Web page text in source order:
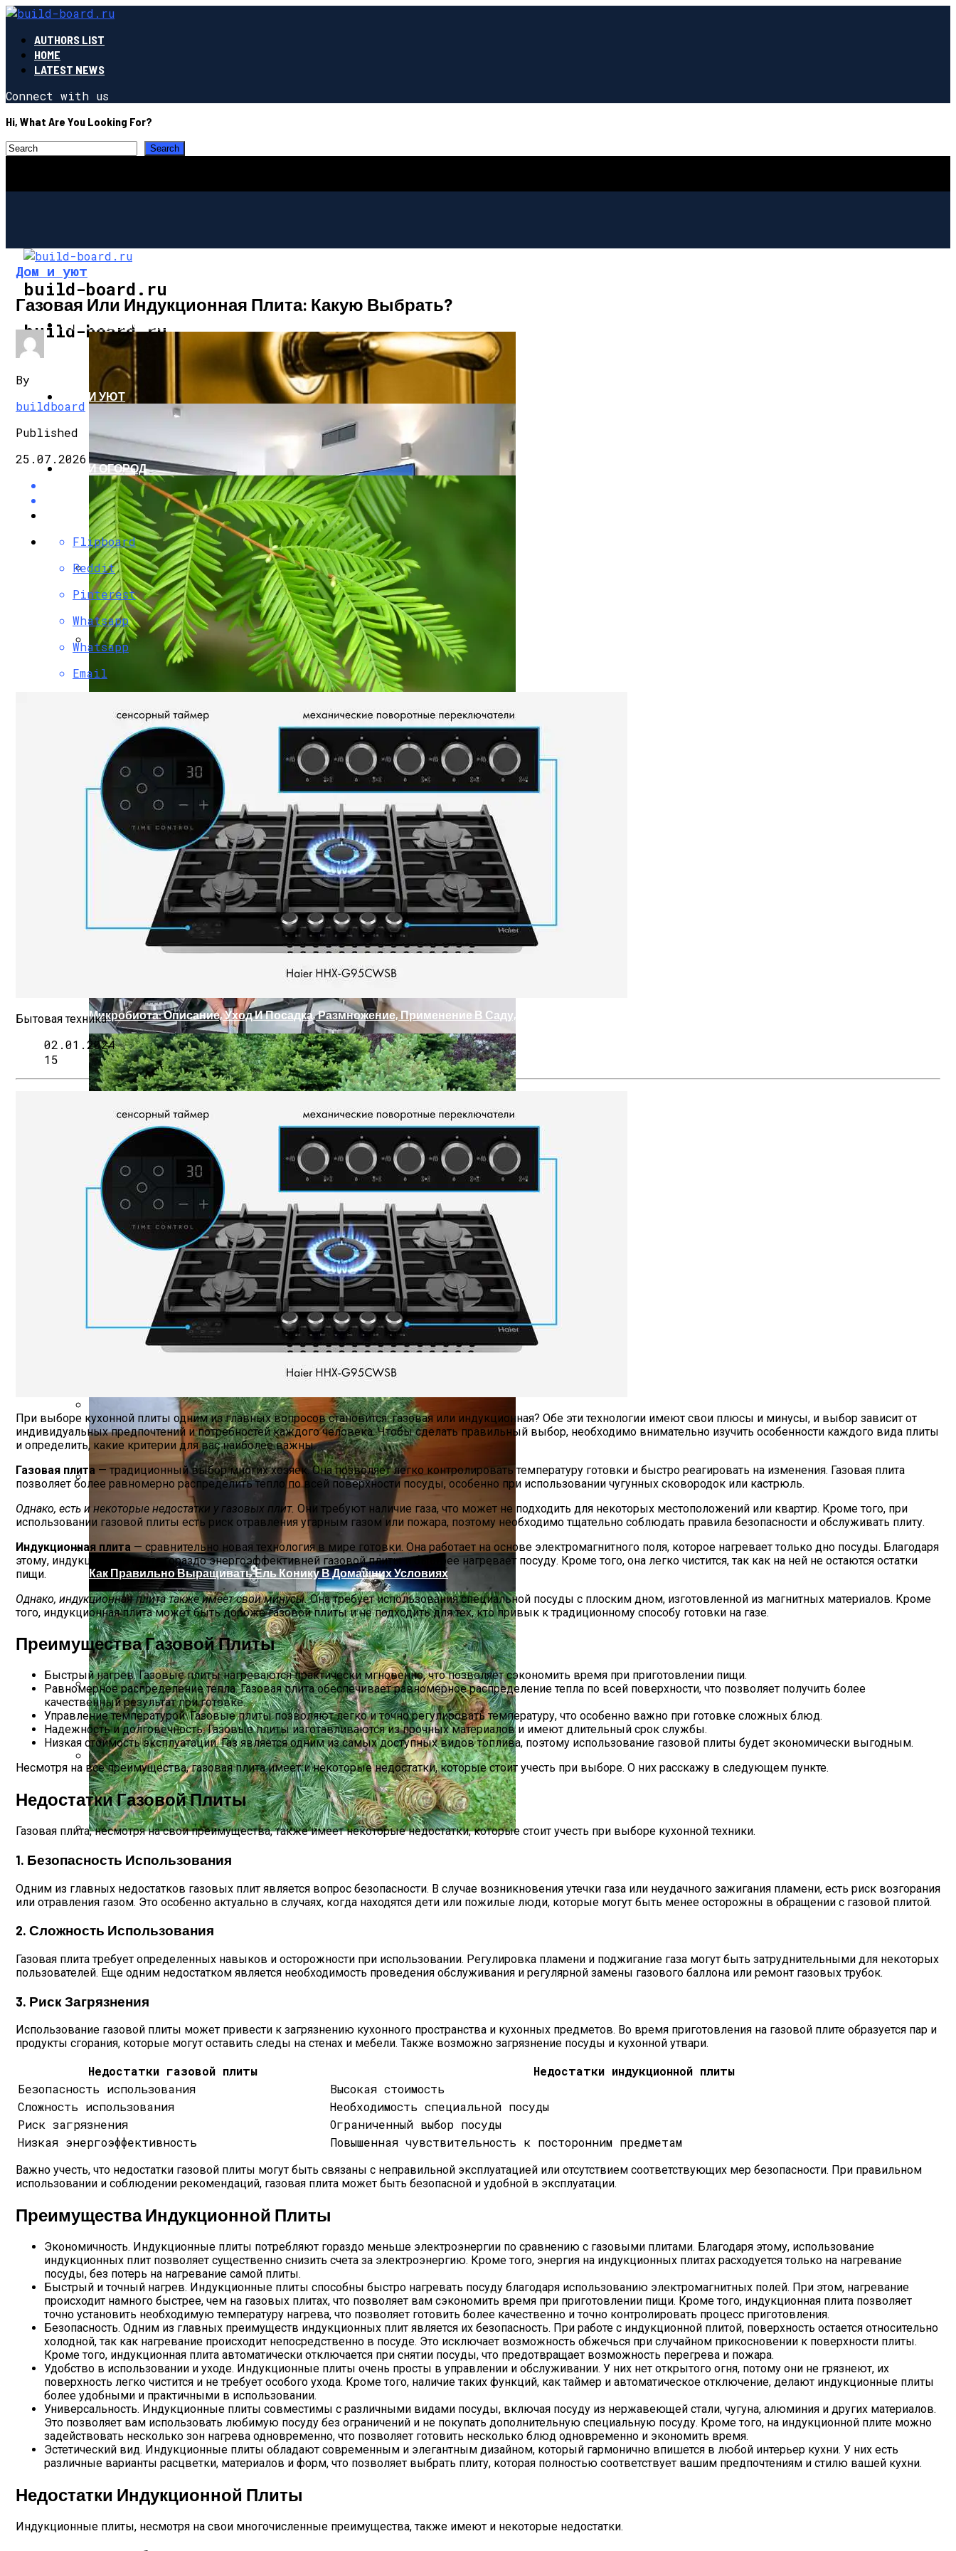
AUTHORS LIST
HOME
LATEST NEWS
Connect with us
Hi, What Are You Looking For?
build-board.ru
build-board.ru
СТРОИТЕЛЬСТВО И РЕМОНТ
Стальные Двери
Решение Проблем С Финансированием Строительства С Помощью DefSmeta
Безопасность Строительных Объектов Зависит От Качества Их Освещения
Металлические Опоры Освещения
Как Выбрать Входную Дверь?
ДОМ И УЮТ
Как Правильно Выбрать И Установить Интеллектуальный Домашний Кинотеатр
Как Выбрать Идеальную Микроволновку Для Вашей Кухни
Как Исправить Неполадки В Газовой Плите Самостоятельно
Как Готовить Здоровую Пищу С Помощью Пароварки
Телевизор: Как Выбрать Идеальную Модель Для Домашнего Кинотеатра?
САД И ОГОРОД
Метасеквоя: Описание, Уход И Посадка, Размножение, Применение В Саду, Фото
Микробиота: Описание, Уход И Посадка, Размножение, Применение В Саду, Фото
Ель Коника: Описание, Выращивание, Уход И Посадка, Применение В Саду, Фото
Как Правильно Выращивать Ель Конику В Домашних Условиях
Дом и уют
Газовая Или Индукционная Плита: Какую Выбрать?
By
buildboard
Published
25.07.2026
Flipboard
Reddit
Pinterest
Whatsapp
Whatsapp
Email
Бытовая техника
02.01.2024
15
При выборе кухонной плиты одним из главных вопросов становится: газовая или индукционная? Обе эти технологии имеют свои плюсы и минусы, и выбор зависит от
индивидуальных предпочтений и потребностей каждого человека. Чтобы сделать правильный выбор, необходимо внимательно изучить особенности каждого вида плиты
и определить, какие критерии для вас наиболее важны.
Газовая плита — традиционный выбор многих хозяек. Она позволяет легко контролировать температуру готовки и быстро реагировать на изменения. Газовая плита
позволяет более равномерно распределить тепло по всей поверхности посуды, особенно при использовании чугунных сковородок или кастрюль.
Однако, есть и некоторые недостатки у газовых плит. Они требуют наличие газа, что может не подходить для некоторых местоположений или квартир. Кроме того, при
использовании газовой плиты есть риск отравления угарным газом или пожара, поэтому необходимо тщательно соблюдать правила безопасности и обслуживать плиту.
Индукционная плита — сравнительно новая технология в мире готовки. Она работает на основе электромагнитного поля, которое нагревает только дно посуды. Благодаря
этому, индукционная плита гораздо энергоэффективней газовой плиты и быстрее нагревает посуду. Кроме того, она легко чистится, так как на ней не остаются остатки
пищи.
Однако, индукционная плита также имеет свои минусы.Она требует использования специальной посуды с плоским дном, изготовленной из магнитных материалов. Кроме
того, индукционная плита может быть дороже газовой плиты и не подходить для тех, кто привык к традиционному способу готовки на газе.
Преимущества Газовой Плиты
Быстрый нагрев. Газовые плиты нагреваются практически мгновенно, что позволяет сэкономить время при приготовлении пищи.
Равномерное распределение тепла. Газовая плита обеспечивает равномерное распределение тепла по всей поверхности, что позволяет получить более
качественный результат при готовке.
Управление температурой. Газовые плиты позволяют легко и точно регулировать температуру, что особенно важно при готовке сложных блюд.
Надежность и долговечность. Газовые плиты изготавливаются из прочных материалов и имеют длительный срок службы.
Низкая стоимость эксплуатации. Газ является одним из самых доступных видов топлива, поэтому использование газовой плиты будет экономически выгодным.
Несмотря на все преимущества, газовая плита имеет и некоторые недостатки, которые стоит учесть при выборе. О них расскажу в следующем пункте.
Недостатки Газовой Плиты
Газовая плита, несмотря на свои преимущества, также имеет некоторые недостатки, которые стоит учесть при выборе кухонной техники.
1. Безопасность Использования
Одним из главных недостатков газовых плит является вопрос безопасности. В случае возникновения утечки газа или неудачного зажигания пламени, есть риск возгорания
или отравления газом. Это особенно актуально в случаях, когда находятся дети или пожилые люди, которые могут быть менее осторожны в обращении с газовой плитой.
2. Сложность Использования
Газовая плита требует определенных навыков и осторожности при использовании. Регулировка пламени и поджигание газа могут быть затруднительными для некоторых
пользователей. Еще одним недостатком является необходимость проведения обслуживания и регулярной замены газового баллона или ремонт газовых трубок.
3. Риск Загрязнения
Использование газовой плиты может привести к загрязнению кухонного пространства и кухонных предметов. Во время приготовления на газовой плите образуется пар и
продукты сгорания, которые могут оставить следы на стенах и мебели. Также возможно загрязнение посуды и кухонной утвари.
Недостатки газовой плиты
Недостатки индукционной плиты
Безопасность использования
Высокая стоимость
Сложность использования
Необходимость специальной посуды
Риск загрязнения
Ограниченный выбор посуды
Низкая энергоэффективность
Повышенная чувствительность к посторонним предметам
Важно учесть, что недостатки газовой плиты могут быть связаны с неправильной эксплуатацией или отсутствием соответствующих мер безопасности. При правильном
использовании и соблюдении рекомендаций, газовая плита может быть безопасной и удобной в эксплуатации.
Преимущества Индукционной Плиты
Экономичность. Индукционные плиты потребляют гораздо меньше электроэнергии по сравнению с газовыми плитами. Благодаря этому, использование
индукционных плит позволяет существенно снизить счета за электроэнергию. Кроме того, энергия на индукционных плитах расходуется только на нагревание
посуды, без потерь на нагревание самой плиты.
Быстрый и точный нагрев. Индукционные плиты способны быстро нагревать посуду благодаря использованию электромагнитных полей. При этом, нагревание
происходит намного быстрее, чем на газовых плитах, что позволяет вам сэкономить время при приготовлении пищи. Кроме того, индукционная плита позволяет
точно установить необходимую температуру нагрева, что позволяет готовить более качественно и точно контролировать процесс приготовления.
Безопасность. Одним из главных преимуществ индукционных плит является их безопасность. При работе с индукционной плитой, поверхность остается относительно
холодной, так как нагревание происходит непосредственно в посуде. Это исключает возможность обжечься при случайном прикосновении к поверхности плиты.
Кроме того, индукционная плита автоматически отключается при снятии посуды, что предотвращает возможность перегрева и пожара.
Удобство в использовании и уходе. Индукционные плиты очень просты в управлении и обслуживании. У них нет открытого огня, потому они не грязнеют, их
поверхность легко чистится и не требует особого ухода. Кроме того, наличие таких функций, как таймер и автоматическое отключение, делают индукционные плиты
более удобными и практичными в использовании.
Универсальность. Индукционные плиты совместимы с различными видами посуды, включая посуду из нержавеющей стали, чугуна, алюминия и других материалов.
Это позволяет вам использовать любимую посуду без ограничений и не покупать дополнительную специальную посуду. Кроме того, на индукционной плите можно
задействовать несколько зон нагрева одновременно, что позволяет готовить несколько блюд одновременно и экономить время.
Эстетический вид. Индукционные плиты обладают современным и элегантным дизайном, который гармонично впишется в любой интерьер кухни. У них есть
различные варианты расцветки, материалов и форм, что позволяет выбрать плиту, которая полностью соответствует вашим предпочтениям и стилю вашей кухни.
Недостатки Индукционной Плиты
Индукционные плиты, несмотря на свои многочисленные преимущества, также имеют и некоторые недостатки.